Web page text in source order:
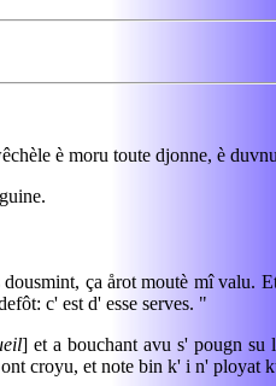
è moru toute djonne, è
ça årot moutè mî valu.
c' est d' esse serves. "
] et a bouchant avu s' pougn su
croyu, et note bin k' i n' ployat